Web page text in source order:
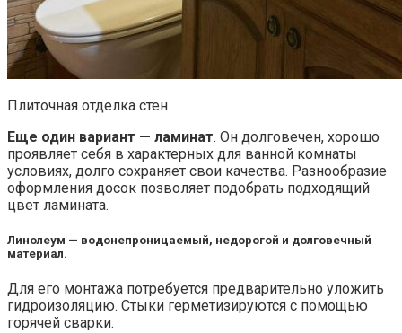
Плиточная отделка стен
Еще один вариант — ламинат. Он долговечен, хорошо
проявляет себя в характерных для ванной комнаты
условиях, долго сохраняет свои качества. Разнообразие
оформления досок позволяет подобрать подходящий
цвет ламината.
Линолеум — водонепроницаемый, недорогой и долговечный
материал.
Для его монтажа потребуется предварительно уложить
гидроизоляцию. Стыки герметизируются с помощью
горячей сварки.